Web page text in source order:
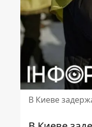
В Киеве